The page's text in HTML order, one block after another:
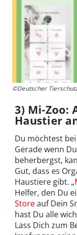
©Deutscher
3) Mi-Zoo:
Haustier
Du möchtest
Gerade wenn
beherbergst,
Gut, dass es
Haustiere gibt. „
Helfer, den Du
Storeauf Dein
hast Du alle
Lass Dich zum